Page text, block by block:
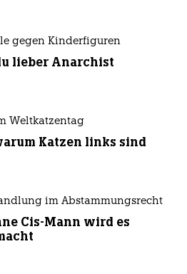
gegen Kinderfiguren
lieber Anarchist
Weltkatzentag
Katzen links sind
im Abstammungsrecht
Cis-Mann wird es